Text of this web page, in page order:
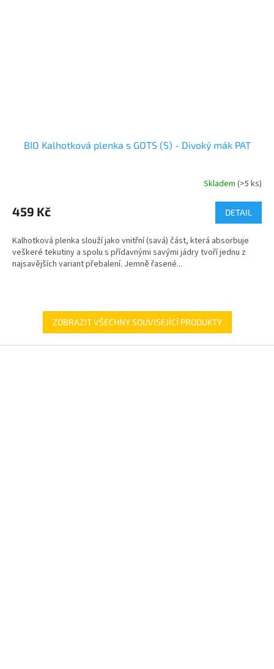
BIO Kalhotková plenka s GOTS (S) - Divoký mák PAT
Skladem (>5 ks)
459 Kč DETAIL
Kalhotková plenka slouží jako vnitřní (savá) část, která absorbuje
veškeré tekutiny a spolu s přídavnými savými jádry tvoří jednu z
najsavějších variant přebalení. Jemně řasené...
ZOBRAZIT VŠECHNY SOUVISEJÍCÍ PRODUKTY